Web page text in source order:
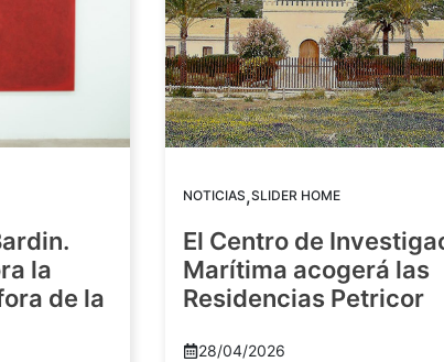
la
de la
NOTICIAS,SLIDER HOME
El Centro de
Marítima acogerá las
Residencias Petricor
28/04/2026